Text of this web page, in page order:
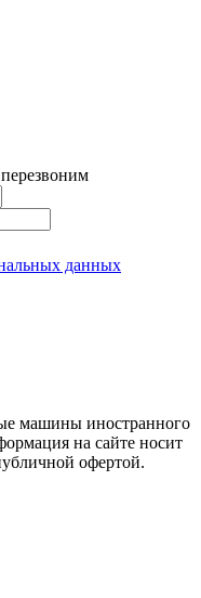
данных
машины иностранного
на сайте носит
офертой.